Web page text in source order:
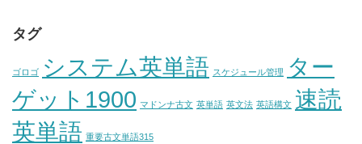
タグ
ゴロゴ システム英単語 スケジュール管理
ター
ゲット1900 マドンナ古文 英単語 英文法 英語構文 速読
英単語 重要古文単語315